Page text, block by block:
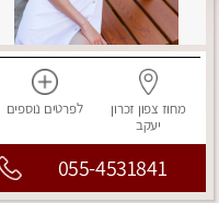
מחוז צפון זכרון
יעקב
לפרטים נוספים
055-4531841